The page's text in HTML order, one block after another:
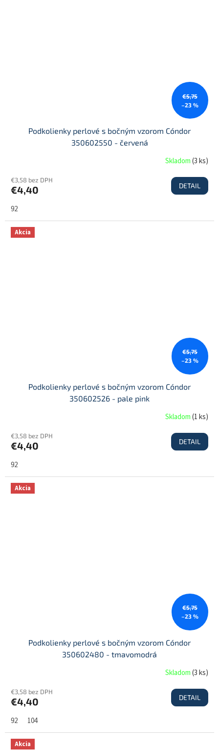
€5,75
–23 %
Podkolienky perlové s bočným vzorom Cóndor
350602550 - červená
Skladom(3 ks)
€3,58 bez DPH
€4,40 DETAIL
92
Akcia
€5,75
–23 %
Podkolienky perlové s bočným vzorom Cóndor
350602526 - pale pink
Skladom(1 ks)
€3,58 bez DPH
€4,40 DETAIL
92
Akcia
€5,75
–23 %
Podkolienky perlové s bočným vzorom Cóndor
350602480 - tmavomodrá
Skladom(3 ks)
€3,58 bez DPH
€4,40 DETAIL
92 104
Akcia